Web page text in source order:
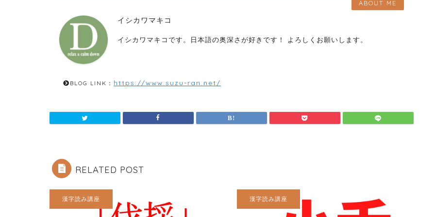
ABOUT ME
イシカワマキコ
イシカワマキコです。日本語の奥深さが好きです！ よろしくお願いします。
BLOG LINK： https://www.suzu-ran.net/
RELATED POST
漢字読み講座 漢字読み講座